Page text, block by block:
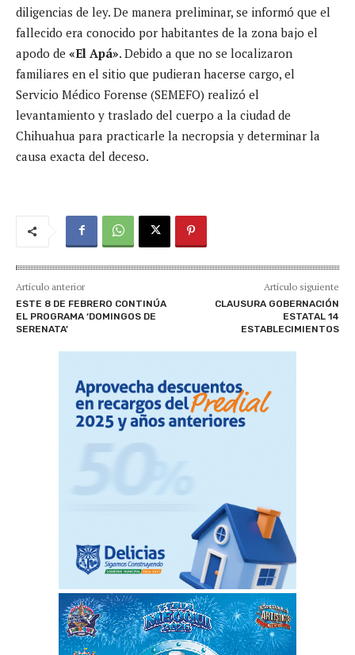
diligencias de ley. De manera preliminar, se informó que el
fallecido era conocido por habitantes de la zona bajo el
apodo de «El Apá». Debido a que no se localizaron
familiares en el sitio que pudieran hacerse cargo, el
Servicio Médico Forense (SEMEFO) realizó el
levantamiento y traslado del cuerpo a la ciudad de
Chihuahua para practicarle la necropsia y determinar la
causa exacta del deceso.
Artículo anterior
ESTE 8 DE FEBRERO CONTINÚA
EL PROGRAMA ‘DOMINGOS DE
SERENATA’
Artículo siguiente
CLAUSURA GOBERNACIÓN
ESTATAL 14
ESTABLECIMIENTOS